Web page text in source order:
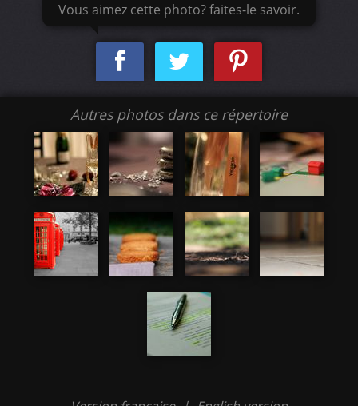
Vous aimez cette photo? faites-le savoir.
Autres photos dans ce répertoire